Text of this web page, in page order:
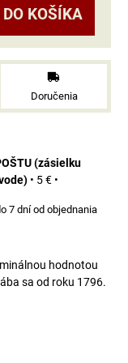
DO KOŠÍKA
Doručenia
(zásielku
• 5 € •
7 dní od objednania
hodnotou
sa od roku 1796.